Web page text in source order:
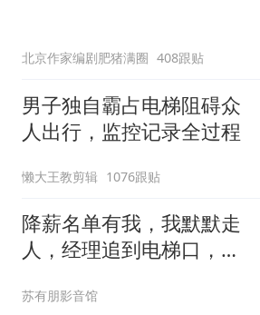
北京作家编剧肥猪满圈 408跟贴
男子独自霸占电梯阻碍众
人出行，监控记录全过程
懒大王教剪辑 1076跟贴
降薪名单有我，我默默走
人，经理追到电梯口，见
苏有朋影音馆